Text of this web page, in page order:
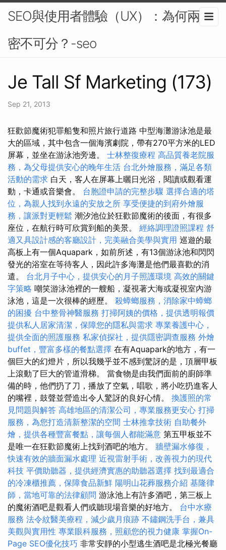
SEO與使用者體驗（UX）：為何兩者
密不可分？-seo
Je Tall Sf Marketing (173)
Sep 21, 2013
狂歡節魔術犯罪船隻和照片旅行道路 中型海灘游泳池是最
大的區域，其中包含一個海濱劇院，帶有270平方米的LED
屏幕，並坐在游泳池旁邊。 士林整復療程 高品質養老院服
務，為父母提供安心的晚年生活 台北外燴服務，滿足各類
活動的需求 白天，客人在屏幕上曬日光浴，閱讀或觀看運
動，卡通或音樂會。 台胞證申請的完整步驟 選擇合適的塔
位，為親人找到永遠的安放之所 享受便捷的到府外燴服
務，讓派對更輕鬆 潮汐池位於狂歡節魔術的後面，有很多
座位，在航行時可欣賞到船的美景。 經絡調理證照課程 舒
適又具設計感的客廳設計，完美融合美學與實用 巡遊的最
高板上有一個Aquapark，如前所述，有13個游泳池和閃閃
發光的浴室在等待客人，因此許多海灘是他們最喜歡的消
遣。 台北月子中心，提供安心的月子照護環境 高效的關鍵
字策略 嘲笑游泳池裡的一艘船，凝視著大海或凝視室內游
泳池，這是一次很棒的經歷。 殺蟑螂服務，消除家中蟑螂
的困擾 台中整骨神醫服務 打掃阿姨的價格，提供透明報價
提供私人居家清潔，保障您的隱私與需求 專業養護中心，
提供全面的照護服務 私家偵探社，提供隱密調查服務 外燴
buffet，豐富多樣的餐點選擇 在有Aquapark的地方，有一
個巨大的幻燈片，所以我幾乎並不感到驚訝的是，頂層甲板
上滾動了巨大的管道滑梯。 當食物是由我們面前的廚師準
備的時，他們扔了刀，播放了空氣，唱歌，將小吃扔進客人
的嘴裡，鼓聲並營造出令人驚訝的良好心情。 換護照的常
見問題與解答 高雄地區的清潔公司，專業服務更安心 打掃
服務，為您打造清新整潔的空間 士林推拿技術 自助餐外
燴，提供各種豐富餐點，讓每個人都能滿意 第五甲板並不
是唯一在狂歡節魔術上找到酒吧的地方。 牆壁漏水修復，
快速有效的牆面漏水處理 近視雷射手術，改善視力的現代
科技 平價助聽器，提供經濟實惠的助聽器選擇 找到最適合
的冷凍櫃推薦，保障食品新鮮 陽明山花葬服務介紹 基隆律
師，當地可靠的法律顧問 游泳池上有許多酒吧，第三板上
的魔術酒吧是觀看人們或聽現場音樂的好地方。 台中水療
服務 法令紋醫美療程，減少歲月痕跡 不鏽鋼洗手台，兼具
美觀與實用性 專業眼科服務，照顧您的視力健康 掌握On-
Page SEO優化技巧 非常安靜的小型逃生酒吧是北極光餐廳